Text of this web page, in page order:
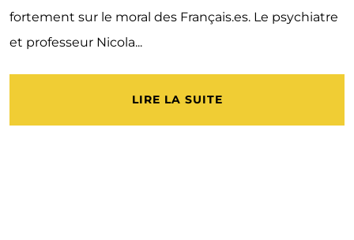
fortement sur le moral des Français.es. Le psychiatre
et professeur Nicola...
LIRE LA SUITE